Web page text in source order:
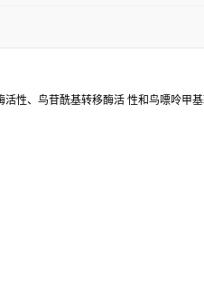
、鸟苷酰基转移酶活 性和鸟嘌呤甲